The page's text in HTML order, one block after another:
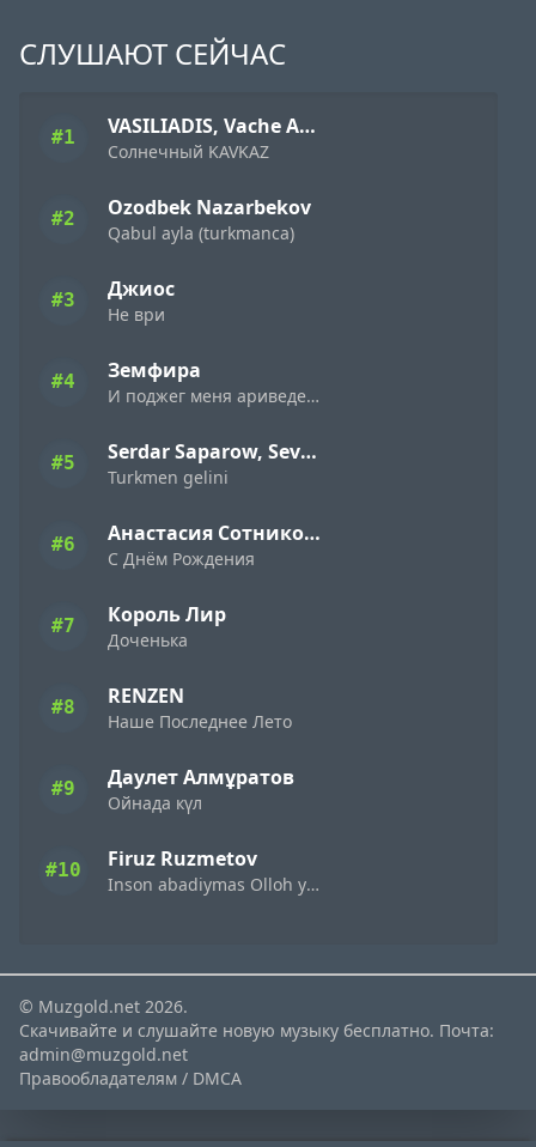
СЛУШАЮТ СЕЙЧАС
#1 VASILIADIS, Vache Amaryan
Солнечный KAVKAZ
#2 Ozodbek Nazarbekov
Qabul ayla (turkmanca)
#3 Джиос
Не ври
#4 Земфира
И поджег меня ариведерчи
#5 Serdar Saparow, Sevap
Turkmen gelini
#6 Анастасия Сотникова
С Днём Рождения
#7 Король Лир
Доченька
#8 RENZEN
Наше Последнее Лето
#9 Даулет Алмұратов
Ойнада күл
#10 Firuz Ruzmetov
Inson abadiymas Olloh yagona
© Muzgold.net 2026.
Скачивайте и слушайте новую музыку бесплатно. Почта:
admin@muzgold.net
Правообладателям / DMCA